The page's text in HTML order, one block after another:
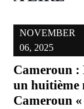
NOVEMBER
06, 2025
Cameroun :
un huitième
Cameroun